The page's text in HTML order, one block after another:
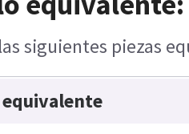
siguientes piezas